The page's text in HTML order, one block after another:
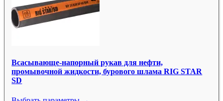
Всасывающе-напорный рукав для нефти,
промывочной жидкости, бурового шлама RIG STAR
SD